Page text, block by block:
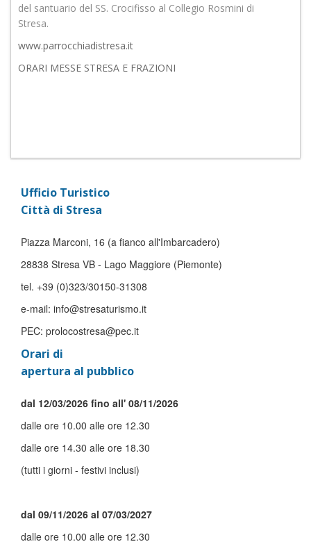
del santuario del SS. Crocifisso al Collegio Rosmini di
Stresa.
www.parrocchiadistresa.it
ORARI MESSE STRESA E FRAZIONI
Ufficio Turistico
Città di Stresa
Piazza Marconi, 16 (a fianco all'Imbarcadero)
28838 Stresa VB - Lago Maggiore (Piemonte)
tel. +39 (0)323/30150-31308
e-mail: info@stresaturismo.it
PEC: prolocostresa@pec.it
Orari di
apertura al pubblico
dal 12/03/2026 fino all' 08/11/2026
dalle ore 10.00 alle ore 12.30
dalle ore 14.30 alle ore 18.30
(tutti i giorni - festivi inclusi)
dal 09/11/2026 al 07/03/2027
dalle ore 10.00 alle ore 12.30